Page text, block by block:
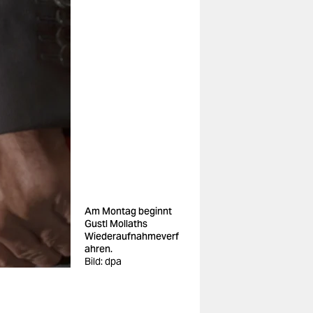
Am Montag beginnt
Gustl Mollaths
Wiederaufnahmeverf
ahren.
Bild: dpa